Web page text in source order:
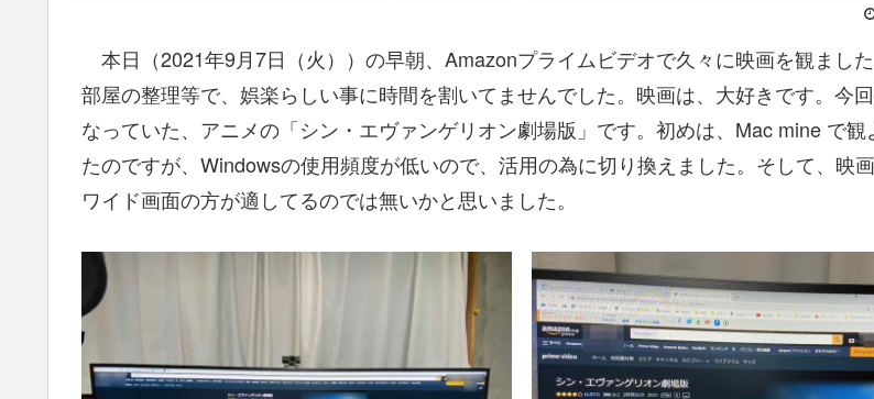
本日（2021年9月7日（火））の早朝、Amazonプライムビデオで久々に映画を観ました
部屋の整理等で、娯楽らしい事に時間を割いてませんでした。映画は、大好きです。今
なっていた、アニメの「シン・エヴァンゲリオン劇場版」です。初めは、Mac mine で観
たのですが、Windowsの使用頻度が低いので、活用の為に切り換えました。そして、映画
ワイド画面の方が適してるのでは無いかと思いました。